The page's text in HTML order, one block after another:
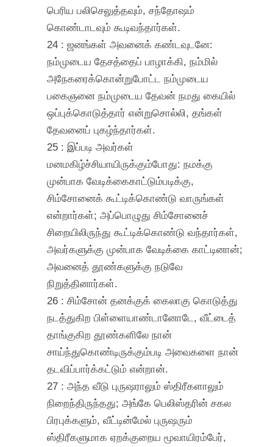
பெரிய பலிசெலுத்தவும், சந்தோஷம்
கொண்டாடவும் கூடிவந்தார்கள்.
24 : ஜனங்கள் அவனைக் கண்டவுடனே:
நம்முடைய தேசத்தைப் பாழாக்கி, நம்மில்
அநேகரைக்கொன்றுபோட்ட நம்முடைய
பகைஞனை நம்முடைய தேவன் நமது கையில்
ஒப்புக்கொடுத்தார் என்றுசொல்லி, தங்கள்
தேவனைப் புகழ்ந்தார்கள்.
25 : இப்படி அவர்கள்
மனமகிழ்ச்சியாயிருக்கும்போது: நமக்கு
முன்பாக வேடிக்கைகாட்டும்படிக்கு,
சிம்சோனைக் கூட்டிக்கொண்டு வாருங்கள்
என்றார்கள்; அப்பொழுது சிம்சோனைச்
சிறையிலிருந்து கூட்டிக்கொண்டு வந்தார்கள்,
அவர்களுக்கு முன்பாக வேடிக்கை காட்டினான்;
அவனைத் தூண்களுக்கு நடுவே
நிறுத்தினார்கள்.
26 : சிம்சோன் தனக்குக் கைலாகு கொடுத்து
நடத்துகிற பிள்ளையாண்டானோடே, வீட்டைத்
தாங்குகிற தூண்களிலே நான்
சாய்ந்துகொண்டிருக்கும்படி அவைகளை நான்
தடவிப்பார்க்கட்டும் என்றான்.
27 : அந்த வீடு புருஷராலும் ஸ்திரீகளாலும்
நிறைந்திருந்தது; அங்கே பெலிஸ்தரின் சகல
பிரபுக்களும், வீட்டின்மேல் புருஷரும்
ஸ்திரீகளுமாக ஏறக்குறைய மூவாயிரம்பேர்,